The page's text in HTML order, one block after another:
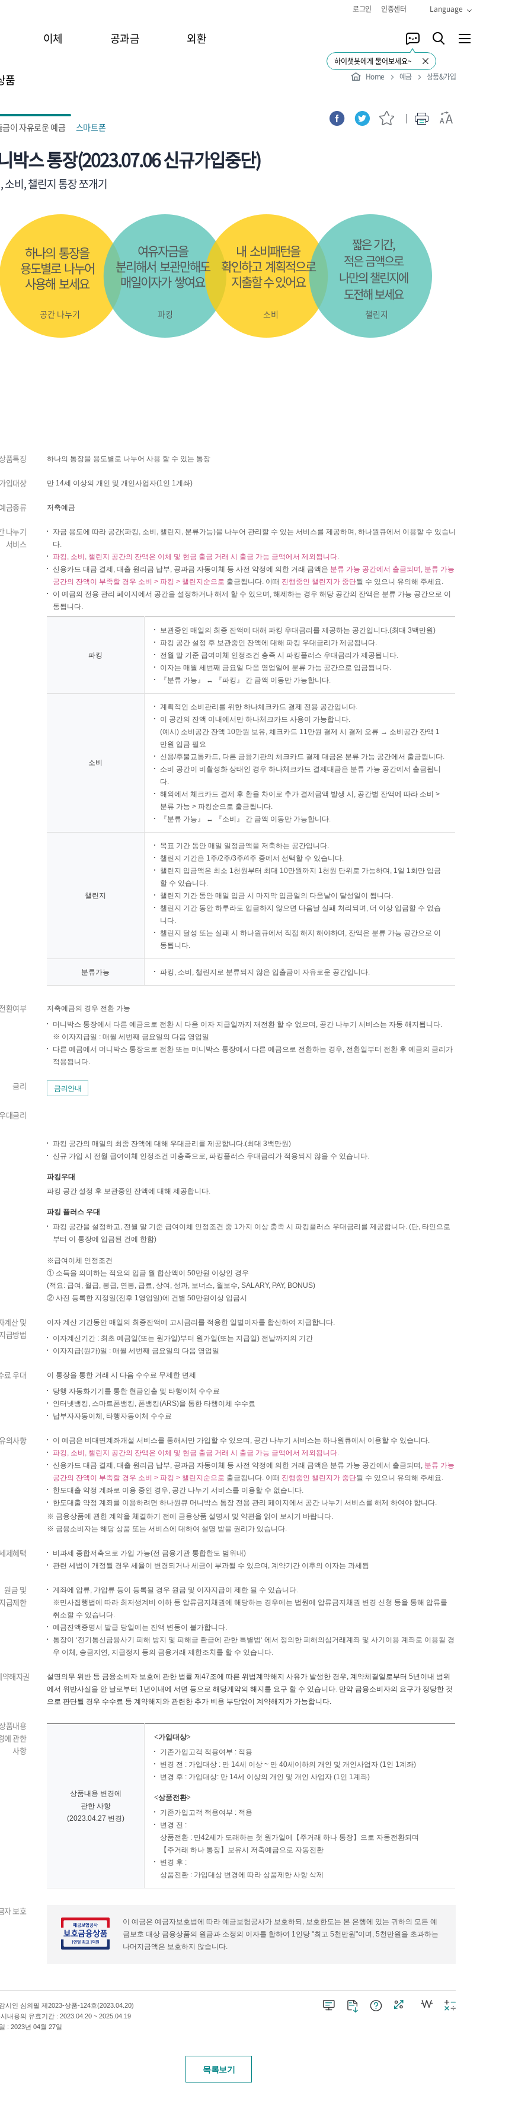
로그인 인증센터 Language
이체 공과금 외환
품
하이챗봇에게 물어보세요~
Home
예금 상품&가입
금이 자유로운 예금 스마트폰
박스 통장(2023.07.06 신규가입중단)
소비, 챌린지 통장 쪼개기
공간 나누기
하나의 통장을
용도별로 나누어
사용해 보세요
파킹
여유자금을
분리해서 보관만해도
매일이자가 쌓여요
소비
내 소비패턴을
확인하고 계획적으로
지출할 수 있어요
챌린지
짧은 기간,
적은 금액으로
나만의 챌린지에
도전해 보세요
품특징 하나의 통장을 용도별로 나누어 사용 할 수 있는 통장
입대상 만 14세 이상의 개인 및 개인사업자(1인 1계좌)
금종류 저축예금
나누기
서비스
자금 용도에 따라 공간(파킹, 소비, 챌린지, 분류가능)을 나누어 관리할 수 있는 서비스를 제공하며, 하나원큐에서 이용할 수 있습니
다.
파킹, 소비, 챌린지 공간의 잔액은 이체 및 현금 출금 거래 시 출금 가능 금액에서 제외됩니다.
신용카드 대금 결제, 대출 원리금 납부, 공과금 자동이체 등 사전 약정에 의한 거래 금액은 분류 가능 공간에서 출금되며, 분류 가능
공간의 잔액이 부족할 경우 소비 > 파킹 > 챌린지순으로 출금됩니다. 이때 진행중인 챌린지가 중단될 수 있으니 유의해 주세요.
이 예금의 전용 관리 페이지에서 공간을 설정하거나 해제 할 수 있으며, 해제하는 경우 해당 공간의 잔액은 분류 가능 공간으로 이
동됩니다.
파킹
보관중인 매일의 최종 잔액에 대해 파킹 우대금리를 제공하는 공간입니다.(최대 3백만원)
파킹 공간 설정 후 보관중인 잔액에 대해 파킹 우대금리가 제공됩니다.
전월 말 기준 급여이체 인정조건 충족 시 파킹플러스 우대금리가 제공됩니다.
이자는 매월 세번째 금요일 다음 영업일에 분류 가능 공간으로 입금됩니다.
『분류 가능』 ↔ 『파킹』 간 금액 이동만 가능합니다.
소비
계획적인 소비관리를 위한 하나체크카드 결제 전용 공간입니다.
이 공간의 잔액 이내에서만 하나체크카드 사용이 가능합니다.
(예시) 소비공간 잔액 10만원 보유, 체크카드 11만원 결제 시 결제 오류 → 소비공간 잔액 1
만원 입금 필요
신용/후불교통카드, 다른 금융기관의 체크카드 결제 대금은 분류 가능 공간에서 출금됩니다.
소비 공간이 비활성화 상태인 경우 하나체크카드 결제대금은 분류 가능 공간에서 출금됩니
다.
해외에서 체크카드 결제 후 환율 차이로 추가 결제금액 발생 시, 공간별 잔액에 따라 소비 >
분류 가능 > 파킹순으로 출금됩니다.
『분류 가능』 ↔ 『소비』 간 금액 이동만 가능합니다.
챌린지
목표 기간 동안 매일 일정금액을 저축하는 공간입니다.
챌린지 기간은 1주/2주/3주/4주 중에서 선택할 수 있습니다.
챌린지 입금액은 최소 1천원부터 최대 10만원까지 1천원 단위로 가능하며, 1일 1회만 입금
할 수 있습니다.
챌린지 기간 동안 매일 입금 시 마지막 입금일의 다음날이 달성일이 됩니다.
챌린지 기간 동안 하루라도 입금하지 않으면 다음날 실패 처리되며, 더 이상 입금할 수 없습
니다.
챌린지 달성 또는 실패 시 하나원큐에서 직접 해지 해야하며, 잔액은 분류 가능 공간으로 이
동됩니다.
분류가능 파킹, 소비, 챌린지로 분류되지 않은 입출금이 자유로운 공간입니다.
환여부
저축예금의 경우 전환 가능
머니박스 통장에서 다른 예금으로 전환 시 다음 이자 지급일까지 재전환 할 수 없으며, 공간 나누기 서비스는 자동 해지됩니다.
※ 이자지급일 : 매월 세번째 금요일의 다음 영업일
다른 예금에서 머니박스 통장으로 전환 또는 머니박스 통장에서 다른 예금으로 전환하는 경우, 전환일부터 전환 후 예금의 금리가
적용됩니다.
금리 금리안내
대금리
파킹 공간의 매일의 최종 잔액에 대해 우대금리를 제공합니다.(최대 3백만원)
신규 가입 시 전월 급여이체 인정조건 미충족으로, 파킹플러스 우대금리가 적용되지 않을 수 있습니다.
파킹우대
파킹 공간 설정 후 보관중인 잔액에 대해 제공합니다.
파킹 플러스 우대
파킹 공간을 설정하고, 전월 말 기준 급여이체 인정조건 중 1가지 이상 충족 시 파킹플러스 우대금리를 제공합니다. (단, 타인으로
부터 이 통장에 입금된 건에 한함)
※급여이체 인정조건
① 소득을 의미하는 적요의 입금 월 합산액이 50만원 이상인 경우
(적요: 급여, 월급, 봉급, 연봉, 급료, 상여, 성과, 보너스, 월보수, SALARY, PAY, BONUS)
② 사전 등록한 지정일(전후 1영업일)에 건별 50만원이상 입금시
계산 및
급방법
이자 계산 기간동안 매일의 최종잔액에 고시금리를 적용한 일별이자를 합산하여 지급합니다.
이자계산기간 : 최초 예금일(또는 원가일)부터 원가일(또는 지급일) 전날까지의 기간
이자지급(원가)일 : 매월 세번째 금요일의 다음 영업일
료 우대
이 통장을 통한 거래 시 다음 수수료 무제한 면제
당행 자동화기기를 통한 현금인출 및 타행이체 수수료
인터넷뱅킹, 스마트폰뱅킹, 폰뱅킹(ARS)을 통한 타행이체 수수료
납부자자동이체, 타행자동이체 수수료
의사항
이 예금은 비대면계좌개설 서비스를 통해서만 가입할 수 있으며, 공간 나누기 서비스는 하나원큐에서 이용할 수 있습니다.
파킹, 소비, 챌린지 공간의 잔액은 이체 및 현금 출금 거래 시 출금 가능 금액에서 제외됩니다.
신용카드 대금 결제, 대출 원리금 납부, 공과금 자동이체 등 사전 약정에 의한 거래 금액은 분류 가능 공간에서 출금되며, 분류 가능
공간의 잔액이 부족할 경우 소비 > 파킹 > 챌린지순으로 출금됩니다. 이때 진행중인 챌린지가 중단될 수 있으니 유의해 주세요.
한도대출 약정 계좌로 이용 중인 경우, 공간 나누기 서비스를 이용할 수 없습니다.
한도대출 약정 계좌를 이용하려면 하나원큐 머니박스 통장 전용 관리 페이지에서 공간 나누기 서비스를 해제 하여야 합니다.
※ 금융상품에 관한 계약을 체결하기 전에 금융상품 설명서 및 약관을 읽어 보시기 바랍니다.
※ 금융소비자는 해당 상품 또는 서비스에 대하여 설명 받을 권리가 있습니다.
제혜택
비과세 종합저축으로 가입 가능(전 금융기관 통합한도 범위내)
관련 세법이 개정될 경우 세율이 변경되거나 세금이 부과될 수 있으며, 계약기간 이후의 이자는 과세됨
원금 및
급제한
계좌에 압류, 가압류 등이 등록될 경우 원금 및 이자지급이 제한 될 수 있습니다.
※민사집행법에 따라 최저생계비 이하 등 압류금지채권에 해당하는 경우에는 법원에 압류금지채권 변경 신청 등을 통해 압류를
취소할 수 있습니다.
예금잔액증명서 발급 당일에는 잔액 변동이 불가합니다.
통장이 ‘전기통신금융사기 피해 방지 및 피해금 환급에 관한 특별법‘ 에서 정의한 피해의심거래계좌 및 사기이용 계좌로 이용될 경
우 이체, 송금지연, 지급정지 등의 금융거래 제한조치를 할 수 있습니다.
해지권
설명의무 위반 등 금융소비자 보호에 관한 법률 제47조에 따른 위법계약해지 사유가 발생한 경우, 계약체결일로부터 5년이내 범위
에서 위반사실을 안 날로부터 1년이내에 서면 등으로 해당계약의 해지를 요구 할 수 있습니다. 만약 금융소비자의 요구가 정당한 것
으로 판단될 경우 수수료 등 계약해지와 관련한 추가 비용 부담없이 계약해지가 가능합니다.
품내용
에 관한
사항
상품내용 변경에
관한 사항
(2023.04.27 변경)
<가입대상>
기존가입고객 적용여부 : 적용
변경 전 : 가입대상 : 만 14세 이상 ~ 만 40세이하의 개인 및 개인사업자 (1인 1계좌)
변경 후 : 가입대상: 만 14세 이상의 개인 및 개인 사업자 (1인 1계좌)
<상품전환>
기존가입고객 적용여부 : 적용
변경 전 :
상품전환 : 만42세가 도래하는 첫 원가일에【주거래 하나 통장】으로 자동전환되며
【주거래 하나 통장】보유시 저축예금으로 자동전환
변경 후 :
상품전환 : 가입대상 변경에 따라 상품제한 사항 삭제
자 보호
이 예금은 예금자보호법에 따라 예금보험공사가 보호하되, 보호한도는 본 은행에 있는 귀하의 모든 예
금보호 대상 금융상품의 원금과 소정의 이자를 합하여 1인당 "최고 5천만원"이며, 5천만원을 초과하는
나머지금액은 보호하지 않습니다.
시인 심의필 제2023-상품-124호(2023.04.20)
내용의 유효기간 : 2023.04.20 ~ 2025.04.19
: 2023년 04월 27일
목록보기